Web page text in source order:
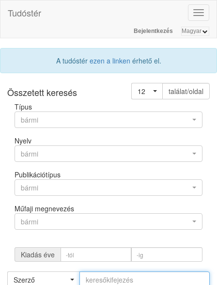
Tudóstér
Bejelentkezés
A tudóstér ezen a linken érhető el.
Összetett keresés 12
találat/oldal
Típus
bármi
Nyelv
bármi
Publikációtípus
bármi
Műfaji megnevezés
bármi
Kiadás éve
Szerző